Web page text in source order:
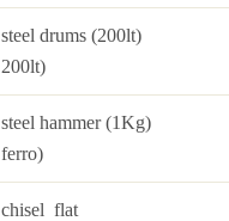
steel
200lt)
steel
ferro)
chisel